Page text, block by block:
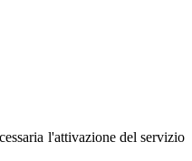
l'attivazione del servizio